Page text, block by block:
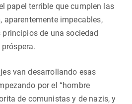
papel terrible que cumplen las
aparentemente impecables,
de una sociedad
van desarrollando esas
por el “hombre
de comunistas y de nazis, y